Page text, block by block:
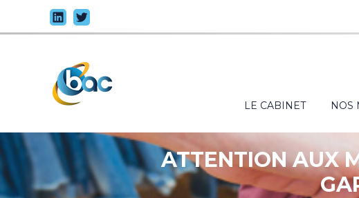
au
contenu
Principal
LE CABINET NOS
ATTENTION AUX